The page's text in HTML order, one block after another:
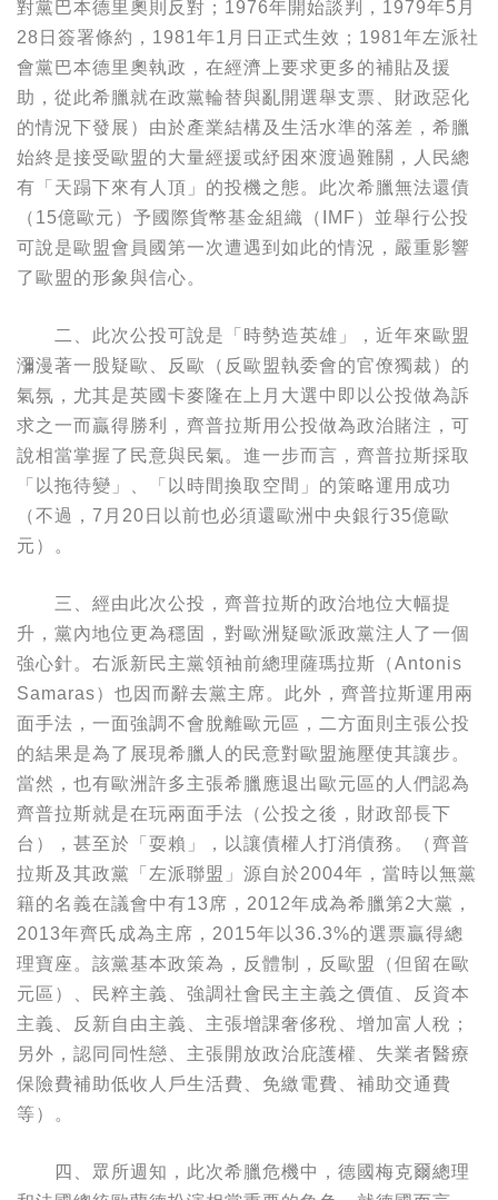
對黨巴本德里奧則反對；1976年開始談判，1979年5月
28日簽署條約，1981年1月日正式生效；1981年左派社
會黨巴本德里奧執政，在經濟上要求更多的補貼及援
助，從此希臘就在政黨輪替與亂開選舉支票、財政惡化
的情況下發展）由於產業結構及生活水準的落差，希臘
始終是接受歐盟的大量經援或紓困來渡過難關，人民總
有「天蹋下來有人頂」的投機之態。此次希臘無法還債
（15億歐元）予國際貨幣基金組織（IMF）並舉行公投
可說是歐盟會員國第一次遭遇到如此的情況，嚴重影響
了歐盟的形象與信心。
二、此次公投可說是「時勢造英雄」，近年來歐盟
瀰漫著一股疑歐、反歐（反歐盟執委會的官僚獨裁）的
氣氛，尤其是英國卡麥隆在上月大選中即以公投做為訴
求之一而贏得勝利，齊普拉斯用公投做為政治賭注，可
說相當掌握了民意與民氣。進一步而言，齊普拉斯採取
「以拖待變」、「以時間換取空間」的策略運用成功
（不過，7月20日以前也必須還歐洲中央銀行35億歐
元）。
三、經由此次公投，齊普拉斯的政治地位大幅提
升，黨內地位更為穩固，對歐洲疑歐派政黨注人了一個
強心針。右派新民主黨領袖前總理薩瑪拉斯（Antonis
Samaras）也因而辭去黨主席。此外，齊普拉斯運用兩
面手法，一面強調不會脫離歐元區，二方面則主張公投
的結果是為了展現希臘人的民意對歐盟施壓使其讓步。
當然，也有歐洲許多主張希臘應退出歐元區的人們認為
齊普拉斯就是在玩兩面手法（公投之後，財政部長下
台），甚至於「耍賴」，以讓債權人打消債務。（齊普
拉斯及其政黨「左派聯盟」源自於2004年，當時以無黨
籍的名義在議會中有13席，2012年成為希臘第2大黨，
2013年齊氏成為主席，2015年以36.3%的選票贏得總
理寶座。該黨基本政策為，反體制，反歐盟（但留在歐
元區）、民粹主義、強調社會民主主義之價值、反資本
主義、反新自由主義、主張增課奢侈稅、增加富人稅；
另外，認同同性戀、主張開放政治庇護權、失業者醫療
保險費補助低收人戶生活費、免繳電費、補助交通費
等）。
四、眾所週知，此次希臘危機中，德國梅克爾總理